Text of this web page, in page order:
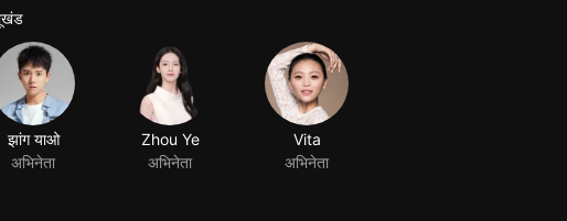
झांग याओ
अभिनेता
Zhou Ye
अभिनेता
Vita
अभिनेता